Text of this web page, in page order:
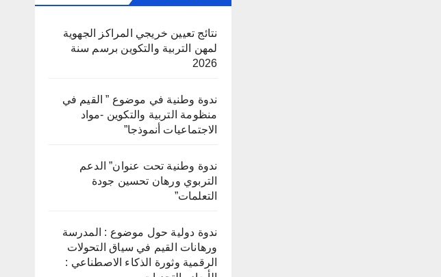
نتائج تعيين خريجي المراكز الجهوية
لمهن التربية والتكوين برسم سنة
2026
ندوة وطنية في موضوع ” القيم في
منظومة التربية والتكوين -مواد
الاجتماعيات أنموذجا”
ندوة وطنية تحت عنوان” الدعم
التربوي ورهان تحسين جودة
التعلمات”
ندوة دولية حول موضوع : المدرسة
ورهانات القيم في سياق التحولات
الرقمية وثورة الذكاء الاصطناعي :